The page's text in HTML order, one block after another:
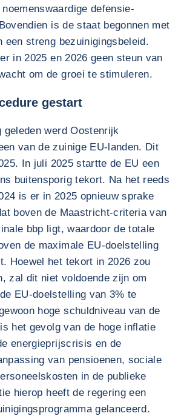
defensie-
is de staat begonnen met
een streng bezuinigingsbeleid.
in 2025 en 2026 geen steun van
om de groei te stimuleren.
gestart
geleden werd Oostenrijk
van de zuinige EU-landen. Dit
In juli 2025 startte de EU een
buitensporig tekort. Na het reeds
is er in 2025 opnieuw sprake
boven de Maastricht-criteria van
bbp ligt, waardoor de totale
de maximale EU-doelstelling
Hoewel het tekort in 2026 zou
zal dit niet voldoende zijn om
EU-doelstelling van 3% te
hoge schuldniveau van de
het gevolg van de hoge inflatie
energieprijscrisis en de
van pensioenen, sociale
in de publieke
hierop heeft de regering een
gelanceerd.